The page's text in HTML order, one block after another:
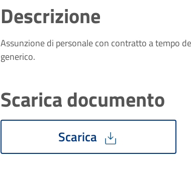
Descrizione
Assunzione di personale con contratto a tempo
generico.
Scarica documento
Scarica